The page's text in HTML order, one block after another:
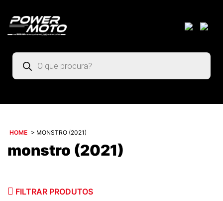
Pesquisar
produtos
HOME > MONSTRO (2021)
monstro (2021)
FILTRAR PRODUTOS